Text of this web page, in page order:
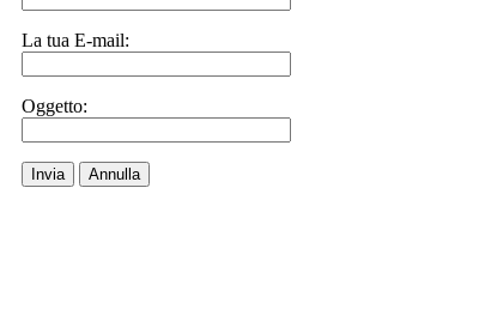
La tua E-mail:
Oggetto:
Invia Annulla